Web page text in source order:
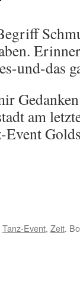
und-das
am
Tanz-Event, Zeit.